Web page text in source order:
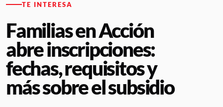
TE INTERESA
Familias en Acción
abre inscripciones:
fechas, requisitos y
más sobre el subsidio